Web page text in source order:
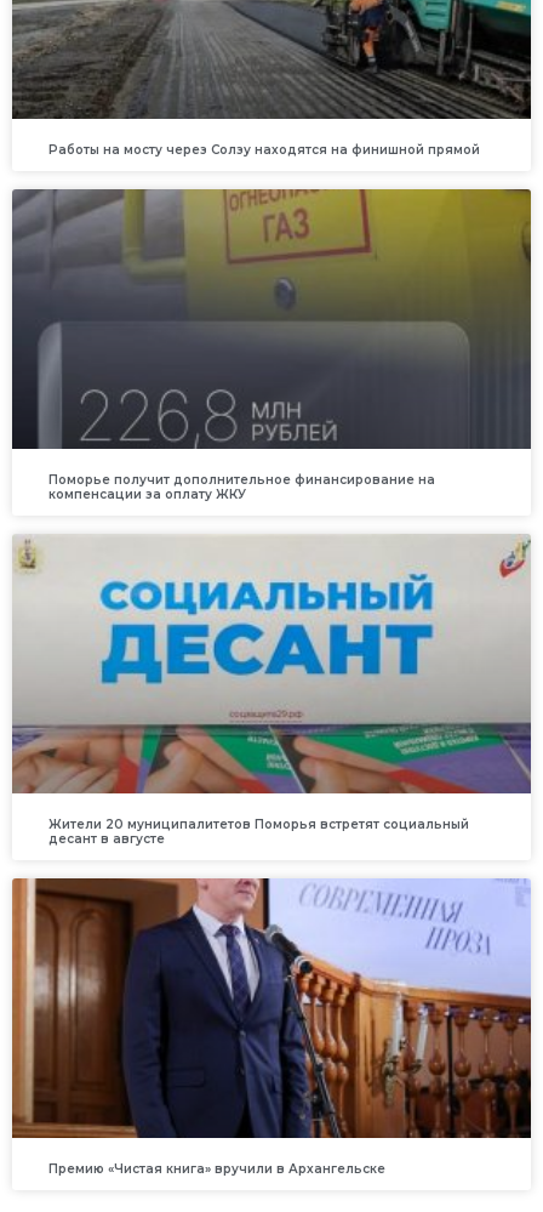
Работы на мосту через Солзу находятся на финишной прямой
Поморье получит дополнительное финансирование на
компенсации за оплату ЖКУ
Жители 20 муниципалитетов Поморья встретят социальный
десант в августе
Премию «Чистая книга» вручили в Архангельске